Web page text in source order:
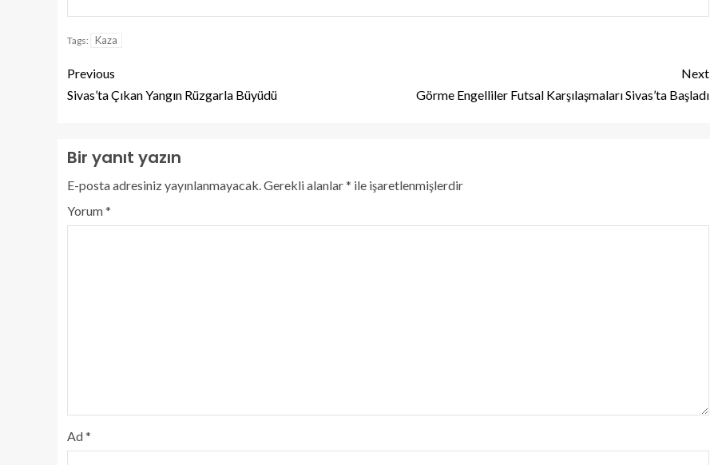
Tags: Kaza
Previous
Sivas’ta Çıkan Yangın Rüzgarla Büyüdü
Next
Görme Engelliler Futsal Karşılaşmaları Sivas’ta Başladı
Bir yanıt yazın
E-posta adresiniz yayınlanmayacak.Gerekli alanlar* ile işaretlenmişlerdir
Yorum*
Ad*